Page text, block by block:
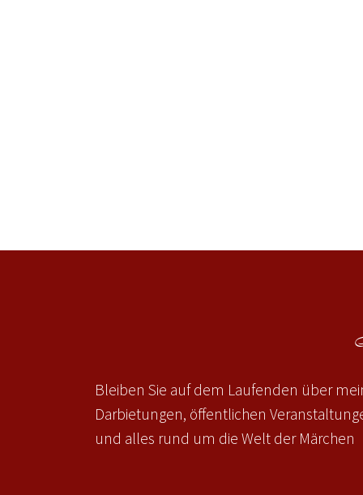
Bleiben Sie auf dem Laufenden über
Darbietungen, öffentlichen
und alles rund um die Welt der Märchen